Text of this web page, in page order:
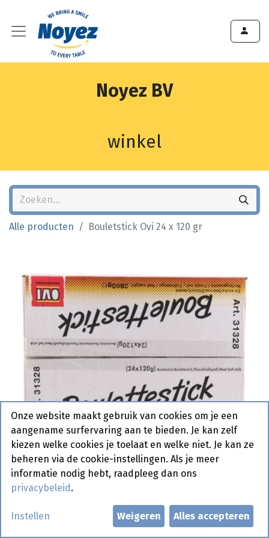
Noyez BV
winkel
Alle producten Bouletstick Ovi 24 x 120 gr
Bouletstick Ovi 24 x 120 gr
Actief
Onze website maakt gebruik van cookies om je een
aangename surfervaring aan te bieden. Je kan zelf
kiezen welke cookies je toelaat en welke niet. Je kan ze
beheren via de cookie-instellingen. Als je meer
informatie nodig hebt, raadpleeg dan ons
privacybeleid .
Instellen Weigeren Alles accepteren